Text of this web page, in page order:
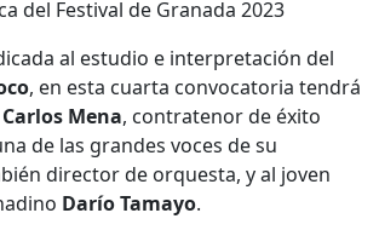
al estudio e interpretación del
, en esta cuarta convocatoria tendrá
Carlos Mena, contratenor de éxito
de las grandes voces de su
director de orquesta, y al joven
Darío Tamayo.